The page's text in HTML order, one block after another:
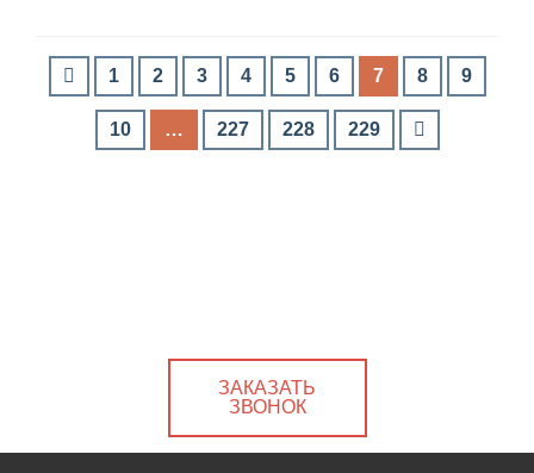
1 2 3 4 5 6 7 8 9
10 … 227 228 229
ЗАКАЗАТЬ
ЗВОНОК